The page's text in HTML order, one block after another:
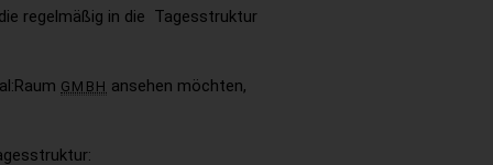
regelmäßig in die Tagesstruktur
GMBH ansehen möchten,